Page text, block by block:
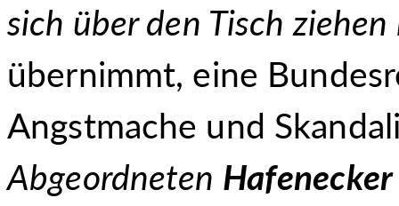
sich über den Tisch
übernimmt, eine
Angstmache und
Abgeordneten Hafenecker